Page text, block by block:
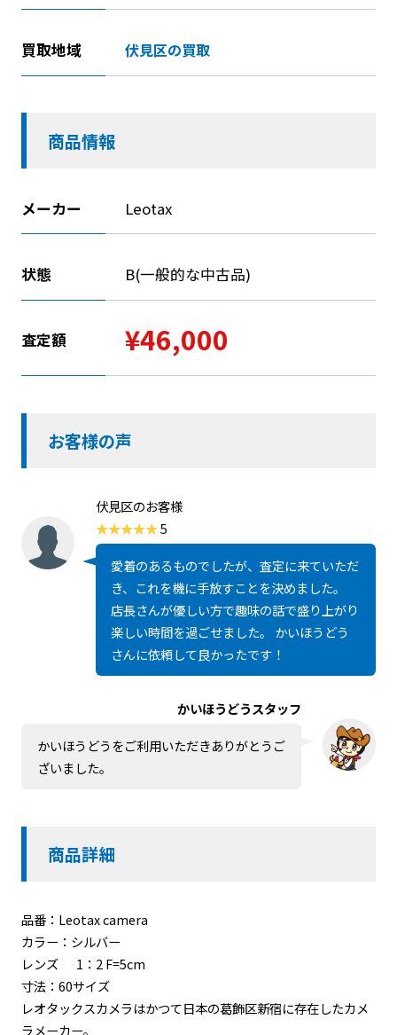
買取地域 伏見区の買取
商品情報
メーカー Leotax
状態 B(一般的な中古品)
査定額 ¥46,000
お客様の声
伏見区のお客様
5
愛着のあるものでしたが、査定に来ていただ
き、これを機に手放すことを決めました。
店長さんが優しい方で趣味の話で盛り上がり
楽しい時間を過ごせました。 かいほうどう
さんに依頼して良かったです！
かいほうどうスタッフ
かいほうどうをご利用いただきありがとうご
ざいました。
商品詳細
品番：Leotax camera
カラー：シルバー
レンズ 1：2 F=5cm
寸法：60サイズ
レオタックスカメラはかつて日本の葛飾区新宿に存在したカメ
ラメーカー。